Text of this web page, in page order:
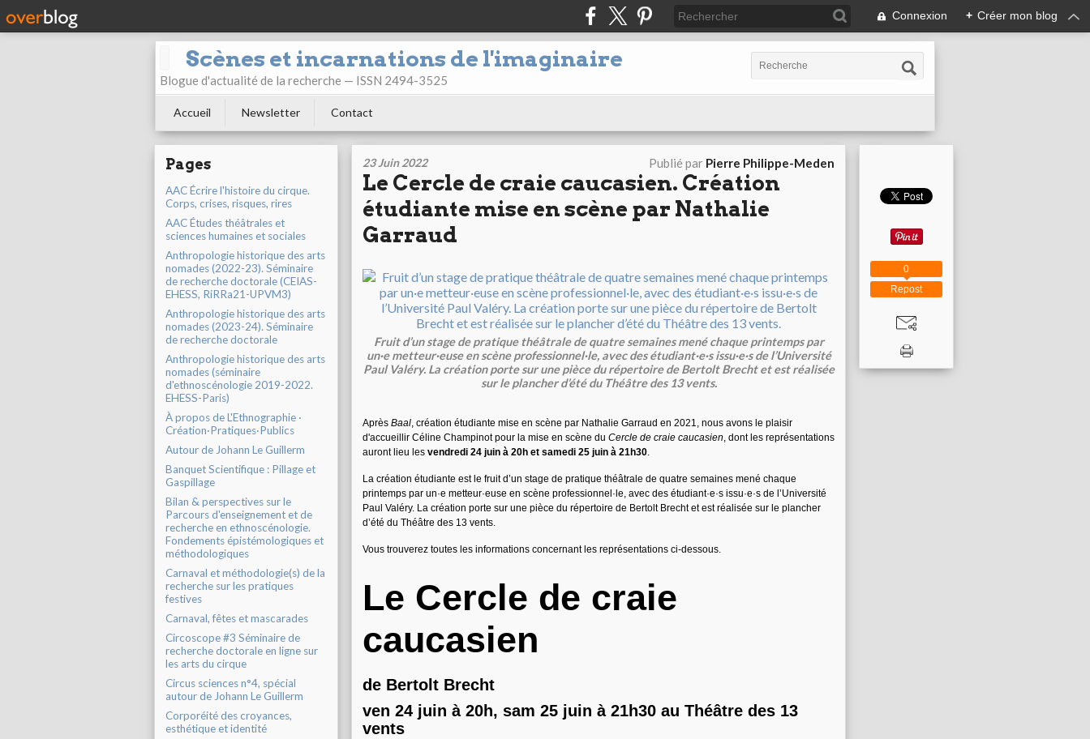
Connexion + Créer mon blog
Scènes et incarnations de l'imaginaire
Blogue d'actualité de la recherche — ISSN 2494-3525
Accueil Newsletter Contact
Pages
AAC Écrire l'histoire du cirque.
Corps, crises, risques, rires
AAC Études théâtrales et
sciences humaines et sociales
Anthropologie historique des arts
nomades (2022-23). Séminaire
de recherche doctorale (CEIAS-
EHESS, RiRRa21-UPVM3)
Anthropologie historique des arts
nomades (2023-24). Séminaire
de recherche doctorale
Anthropologie historique des arts
nomades (séminaire
d'ethnoscénologie 2019-2022.
EHESS-Paris)
À propos de L'Ethnographie ·
Création·Pratiques·Publics
Autour de Johann Le Guillerm
Banquet Scientifique : Pillage et
Gaspillage
Bilan & perspectives sur le
Parcours d'enseignement et de
recherche en ethnoscénologie.
Fondements épistémologiques et
méthodologiques
Carnaval et méthodologie(s) de la
recherche sur les pratiques
festives
Carnaval, fêtes et mascarades
Circoscope #3 Séminaire de
recherche doctorale en ligne sur
les arts du cirque
Circus sciences n°4, spécial
autour de Johann Le Guillerm
Corporéité des croyances,
esthétique et identité
23 Juin 2022 Publié par Pierre Philippe-Meden
Le Cercle de craie caucasien. Création
étudiante mise en scène par Nathalie
Garraud
Fruit d’un stage de pratique théâtrale de quatre semaines mené chaque printemps par
un·e metteur·euse en scène professionnel·le, avec des étudiant·e·s issu·e·s de l’Université
Paul Valéry. La création porte sur une pièce du répertoire de Bertolt Brecht et est réalisée
sur le plancher d’été du Théâtre des 13 vents.
Après Baal, création étudiante mise en scène par Nathalie Garraud en 2021, nous avons le plaisir
d'accueillir Céline Champinot pour la mise en scène du Cercle de craie caucasien, dont les représentations
auront lieu les vendredi 24 juin à 20h et samedi 25 juin à 21h30.
La création étudiante est le fruit d’un stage de pratique théâtrale de quatre semaines mené chaque
printemps par un·e metteur·euse en scène professionnel·le, avec des étudiant·e·s issu·e·s de l’Université
Paul Valéry. La création porte sur une pièce du répertoire de Bertolt Brecht et est réalisée sur le plancher
d’été du Théâtre des 13 vents.
Vous trouverez toutes les informations concernant les représentations ci-dessous.
Le Cercle de craie
caucasien
de Bertolt Brecht
ven 24 juin à 20h, sam 25 juin à 21h30 au Théâtre des 13
vents
Repost
0